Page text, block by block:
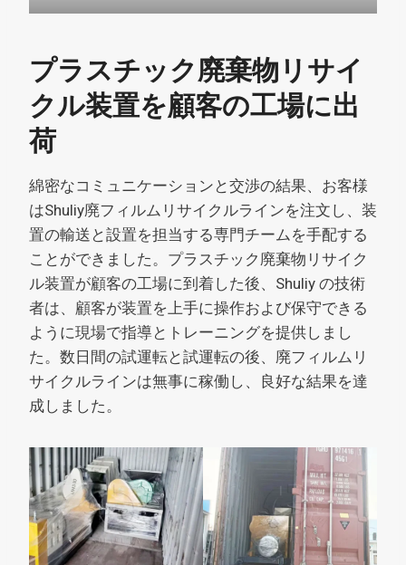
プラスチック廃棄物リサイ
クル装置を顧客の工場に出
荷
綿密なコミュニケーションと交渉の結果、お客様
はShuliy廃フィルムリサイクルラインを注文し、装
置の輸送と設置を担当する専門チームを手配する
ことができました。プラスチック廃棄物リサイク
ル装置が顧客の工場に到着した後、Shuliy の技術
者は、顧客が装置を上手に操作および保守できる
ように現場で指導とトレーニングを提供しまし
た。数日間の試運転と試運転の後、廃フィルムリ
サイクルラインは無事に稼働し、良好な結果を達
成しました。